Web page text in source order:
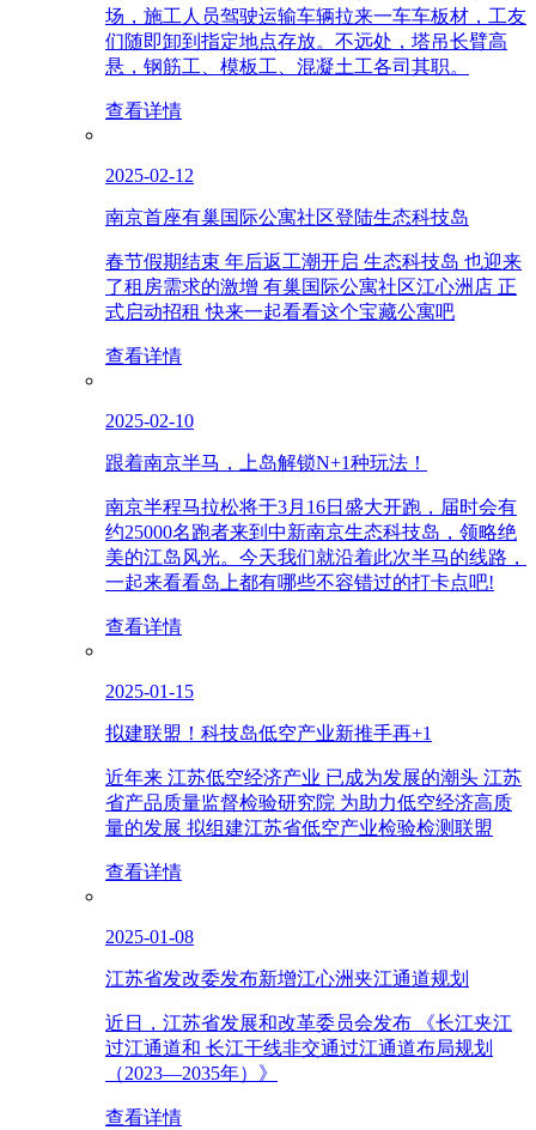
场，施工人员驾驶运输车辆拉来一车车板材，工友
们随即卸到指定地点存放。不远处，塔吊长臂高
悬，钢筋工、模板工、混凝土工各司其职。
查看详情
2025-02-12
南京首座有巢国际公寓社区登陆生态科技岛
春节假期结束 年后返工潮开启 生态科技岛 也迎来
了租房需求的激增 有巢国际公寓社区江心洲店 正
式启动招租 快来一起看看这个宝藏公寓吧
查看详情
2025-02-10
跟着南京半马，上岛解锁N+1种玩法！
南京半程马拉松将于3月16日盛大开跑，届时会有
约25000名跑者来到中新南京生态科技岛，领略绝
美的江岛风光。今天我们就沿着此次半马的线路，
一起来看看岛上都有哪些不容错过的打卡点吧!
查看详情
2025-01-15
拟建联盟！科技岛低空产业新推手再+1
近年来 江苏低空经济产业 已成为发展的潮头 江苏
省产品质量监督检验研究院 为助力低空经济高质
量的发展 拟组建江苏省低空产业检验检测联盟
查看详情
2025-01-08
江苏省发改委发布新增江心洲夹江通道规划
近日，江苏省发展和改革委员会发布 《长江夹江
过江通道和 长江干线非交通过江通道布局规划
（2023—2035年）》
查看详情